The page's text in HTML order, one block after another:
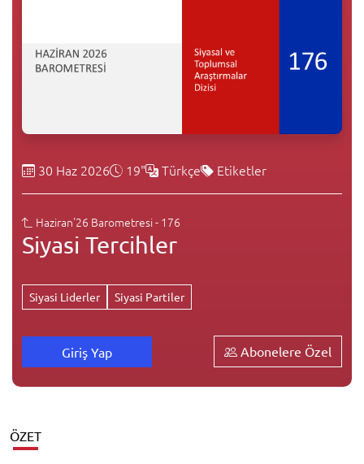
30 Haz 2026 19" Türkçe Etiketler
Haziran'26 Barometresi - 176
Siyasi Tercihler
Siyasi Liderler Siyasi Partiler
Giriş Yap Abonelere Özel
ÖZET